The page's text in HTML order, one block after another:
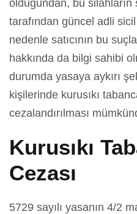
olduğundan, bu silahların
tarafından güncel adli
nedenle satıcının bu
hakkında da bilgi sahibi
durumda yasaya aykırı
kişilerinde kurusıkı
cezalandırılması
Kurusıkı
Cezası
5729 sayılı yasanın 4/2